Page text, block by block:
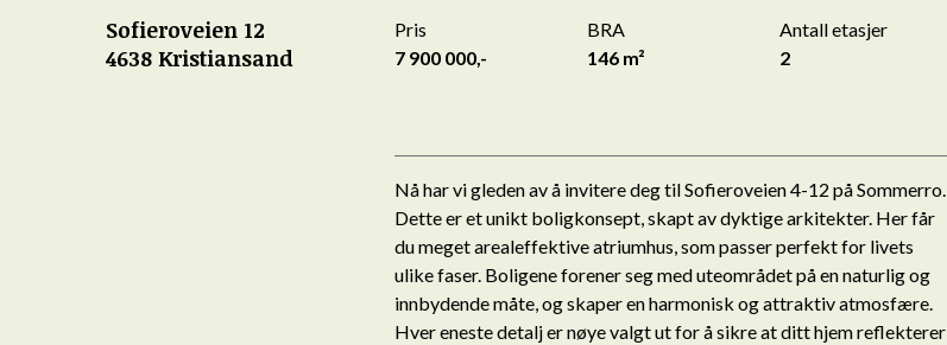
Sofieroveien 12
4638 Kristiansand
Pris
7 900 000,-
BRA
146 m²
Antall etasjer
2
Nå har vi gleden av å invitere deg til Sofieroveien 4-12 på Sommerro.
Dette er et unikt boligkonsept, skapt av dyktige arkitekter. Her får
du meget arealeffektive atriumhus, som passer perfekt for livets
ulike faser. Boligene forener seg med uteområdet på en naturlig og
innbydende måte, og skaper en harmonisk og attraktiv atmosfære.
Hver eneste detalj er nøye valgt ut for å sikre at ditt hjem reflekterer